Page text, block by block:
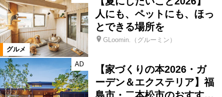
グルメ
人にも、ペットにも、ほっ
とできる場所を
GLoomin.（グルーミン）
AD
【家づくりの本2026・ガ
ーデン＆エクステリア】福